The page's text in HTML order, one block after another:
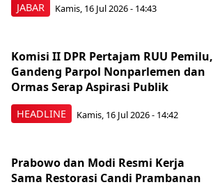
JABAR Kamis, 16 Jul 2026 - 14:43
HEADLINE
Komisi II DPR Pertajam RUU Pemilu,
Gandeng Parpol Nonparlemen dan
Ormas Serap Aspirasi Publik
Kamis, 16 Jul 2026 - 14:42
Prabowo dan Modi Resmi Kerja
Sama Restorasi Candi Prambanan